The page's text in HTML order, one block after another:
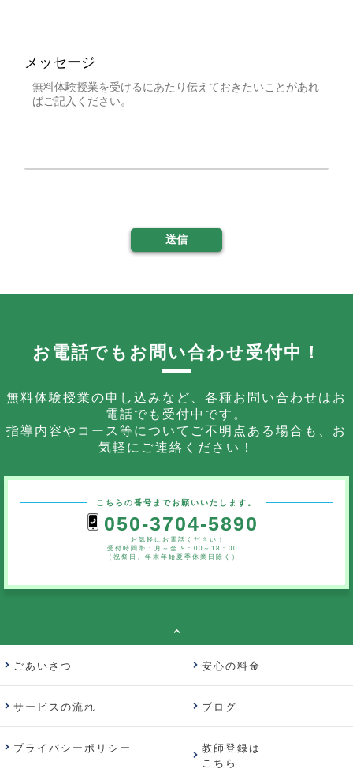
メッセージ
送信
お電話でもお問い合わせ受付中！
無料体験授業の申し込みなど、各種お問い合わせはお
電話でも受付中です。
指導内容やコース等についてご不明点ある場合も、お
気軽にご連絡ください！
こちらの番号までお願いいたします。
050-3704-5890
お気軽にお電話ください！
受付時間帯：月～金 9：00～18：00
（祝祭日、年末年始夏季休業日除く）
ごあいさつ 安心の料金
サービスの流れ ブログ
プライバシーポリシー
教師登録は
こちら